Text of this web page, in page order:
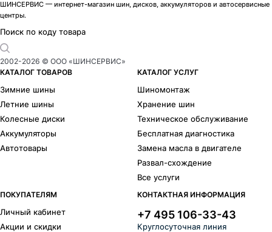
ШИНСЕРВИС — интернет-магазин шин, дисков, аккумуляторов и автосервисные
центры.
Поиск по коду товара
2002-2026 © ООО «ШИНСЕРВИС»
КАТАЛОГ ТОВАРОВ
Зимние шины
Летние шины
Колесные диски
Аккумуляторы
Автотовары
КАТАЛОГ УСЛУГ
Шиномонтаж
Хранение шин
Техническое обслуживание
Бесплатная диагностика
Замена масла в двигателе
Развал-схождение
Все услуги
ПОКУПАТЕЛЯМ
Личный кабинет
Акции и скидки
КОНТАКТНАЯ ИНФОРМАЦИЯ
+7 495 106-33-43
Круглосуточная линия